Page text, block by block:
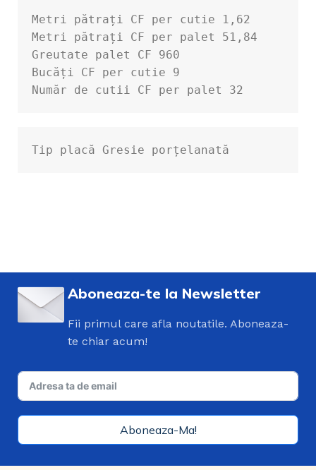
Metri pătrați CF per cutie 1,62
Metri pătrați CF per palet 51,84
Greutate palet CF 960
Bucăți CF per cutie 9
Număr de cutii CF per palet 32
Tip placă Gresie porțelanată
Aboneaza-te la Newsletter
Fii primul care afla noutatile. Aboneaza-
te chiar acum!
Aboneaza-Ma!